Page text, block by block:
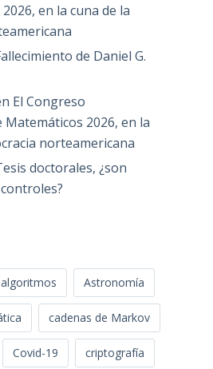
en la cuna de la
de Daniel G.
El Congreso
2026, en la
norteamericana
doctorales, ¿son
algoritmos Astronomía
cadenas de Markov
Covid-19 criptografía